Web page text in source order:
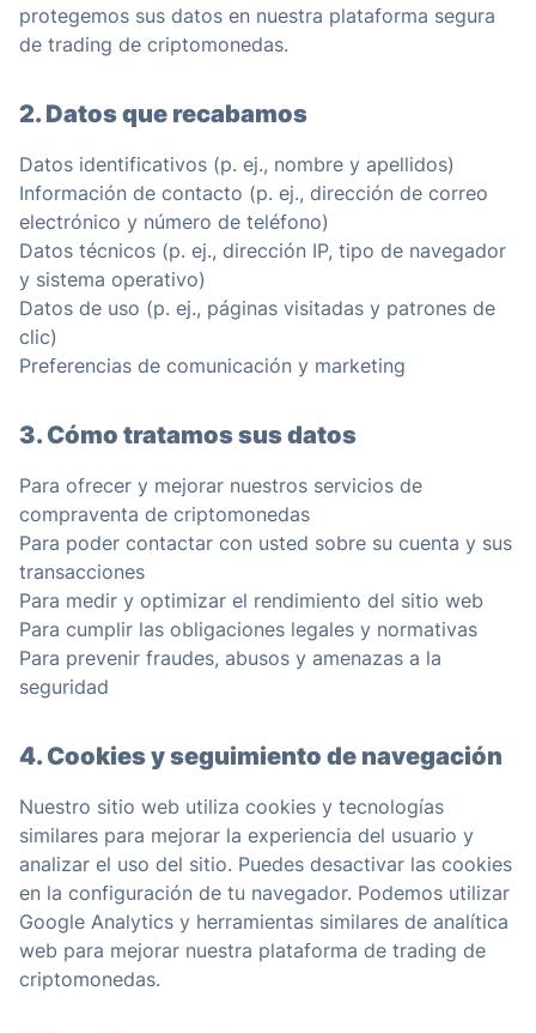
protegemos sus datos en nuestra plataforma segura
de trading de criptomonedas.
2. Datos que recabamos
Datos identificativos (p. ej., nombre y apellidos)
Información de contacto (p. ej., dirección de correo
electrónico y número de teléfono)
Datos técnicos (p. ej., dirección IP, tipo de navegador
y sistema operativo)
Datos de uso (p. ej., páginas visitadas y patrones de
clic)
Preferencias de comunicación y marketing
3. Cómo tratamos sus datos
Para ofrecer y mejorar nuestros servicios de
compraventa de criptomonedas
Para poder contactar con usted sobre su cuenta y sus
transacciones
Para medir y optimizar el rendimiento del sitio web
Para cumplir las obligaciones legales y normativas
Para prevenir fraudes, abusos y amenazas a la
seguridad
4. Cookies y seguimiento de navegación
Nuestro sitio web utiliza cookies y tecnologías
similares para mejorar la experiencia del usuario y
analizar el uso del sitio. Puedes desactivar las cookies
en la configuración de tu navegador. Podemos utilizar
Google Analytics y herramientas similares de analítica
web para mejorar nuestra plataforma de trading de
criptomonedas.